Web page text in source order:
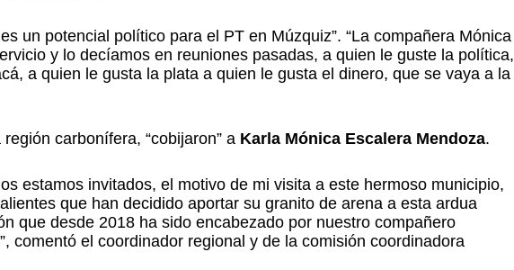
un potencial político para el PT en Múzquiz”. “La compañera Mónica
y lo decíamos en reuniones pasadas, a quien le guste la política,
a quien le gusta la plata a quien le gusta el dinero, que se vaya a la
carbonífera, “cobijaron” a Karla Mónica Escalera Mendoza.
estamos invitados, el motivo de mi visita a este hermoso municipio,
que han decidido aportar su granito de arena a esta ardua
que desde 2018 ha sido encabezado por nuestro compañero
comentó el coordinador regional y de la comisión coordinadora